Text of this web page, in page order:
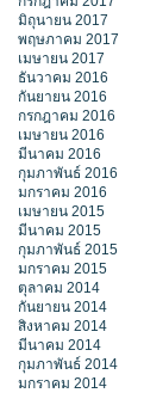
มิถุนายน 2017
พฤษภาคม 2017
เมษายน 2017
ธันวาคม 2016
กันยายน 2016
กรกฎาคม 2016
เมษายน 2016
มีนาคม 2016
กุมภาพันธ์ 2016
มกราคม 2016
เมษายน 2015
มีนาคม 2015
กุมภาพันธ์ 2015
มกราคม 2015
ตุลาคม 2014
กันยายน 2014
สิงหาคม 2014
มีนาคม 2014
กุมภาพันธ์ 2014
มกราคม 2014